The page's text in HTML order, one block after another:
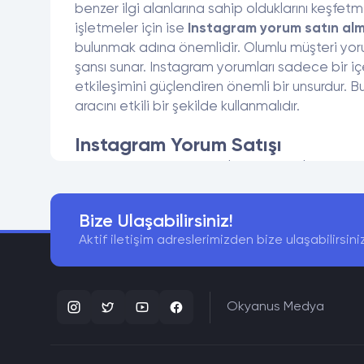
benzer ilgi alanlarına sahip olduklarını
işletmeler için ise Instagram yorum satın
bulunmak adına önemlidir. Olumlu müşteri
şansı sunar. Instagram yorumları sadece
etkileşimini güçlendiren önemli bir unsurdur.
aracını etkili bir şekilde kullanmalıdır.
Instagram Yorum Satışı
Yüksek sayıda etkileşim için
elde etme şansını artırır. Ayrıca, bir gönderi
gösterilmesine katkı sağlar.
Markalar için Instagram yorum satın almanın
yer alır. Müşterilerin olumlu yorumlarını
Bize Ulaşabilirsiniz!
Aktif iletişim adreslerimizden bize
Okyanus Medya